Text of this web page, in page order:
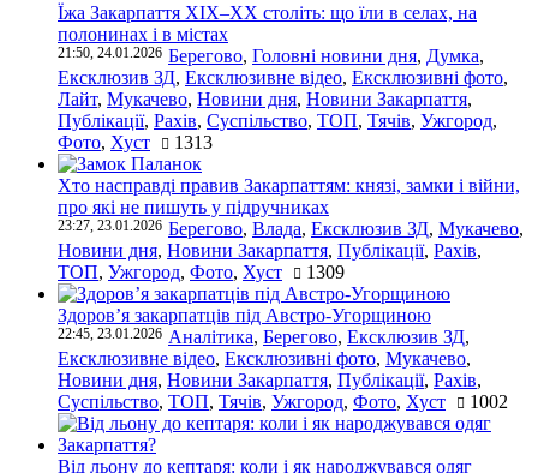
Їжа Закарпаття ХІХ–ХХ століть: що їли в селах, на
полонинах і в містах
21:50, 24.01.2026 Берегово, Головні новини дня, Думка,
Ексклюзив ЗД, Ексклюзивне відео, Ексклюзивні фото,
Лайт, Мукачево, Новини дня, Новини Закарпаття,
Публікації, Рахів, Суспільство, ТОП, Тячів, Ужгород,
Фото, Хуст 1313
Хто насправді правив Закарпаттям: князі, замки і війни,
про які не пишуть у підручниках
23:27, 23.01.2026 Берегово, Влада, Ексклюзив ЗД, Мукачево,
Новини дня, Новини Закарпаття, Публікації, Рахів,
ТОП, Ужгород, Фото, Хуст 1309
Здоров’я закарпатців під Австро-Угорщиною
22:45, 23.01.2026 Аналітика, Берегово, Ексклюзив ЗД,
Ексклюзивне відео, Ексклюзивні фото, Мукачево,
Новини дня, Новини Закарпаття, Публікації, Рахів,
Суспільство, ТОП, Тячів, Ужгород, Фото, Хуст 1002
Від льону до кептаря: коли і як народжувався одяг